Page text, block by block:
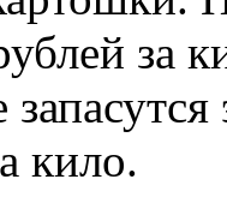
за
кило.